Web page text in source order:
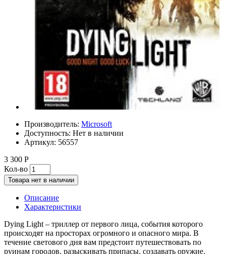
Производитель: Microsoft
Доступность: Нет в наличии
Артикул: 56557
3 300 Р
Кол-во
Товара нет в наличии
Описание
Характеристики
Dying Light – триллер от первого лица, события которого
происходят на просторах огромного и опасного мира. В
течение светового дня вам предстоит путешествовать по
руинам городов, разыскивать припасы, создавать оружие.